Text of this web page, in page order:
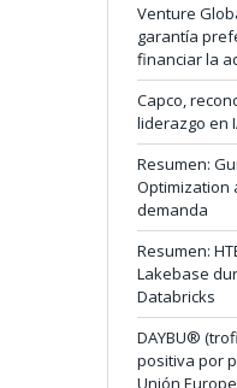
Venture
garantía
financiar la
Capco,
liderazgo en
Resumen:
Optimization
demanda
Resumen:
Lakebase
Databricks
DAYBU®
positiva por
Unión